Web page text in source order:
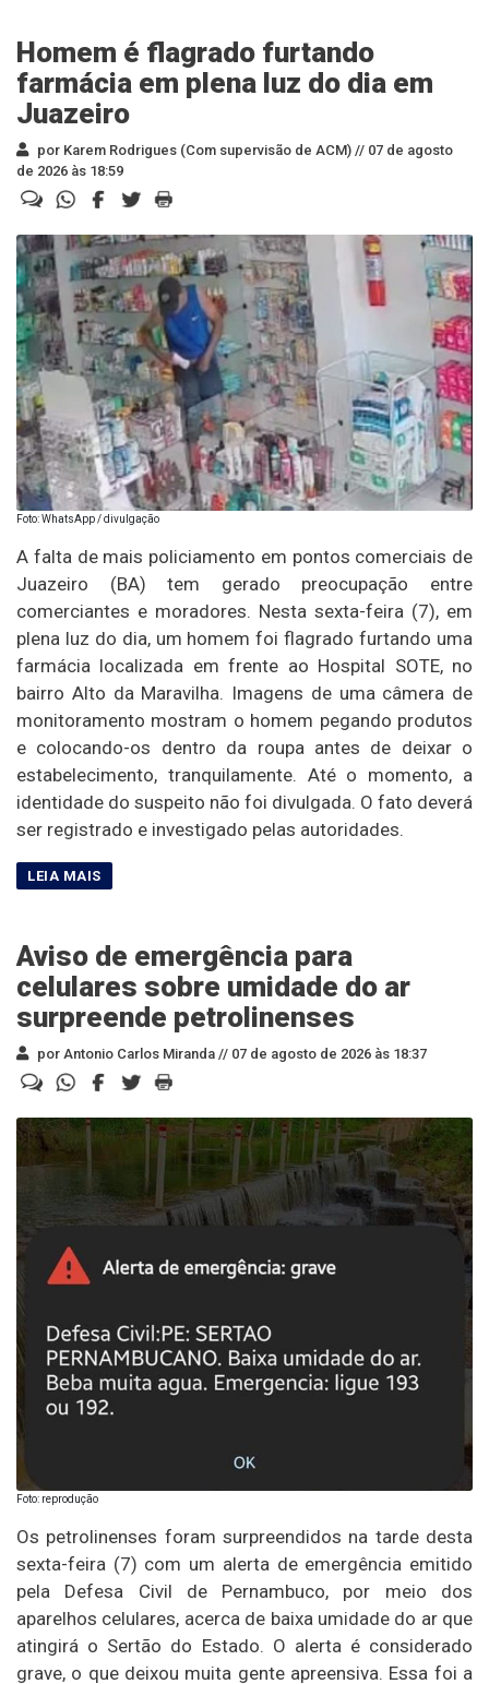
Homem é flagrado furtando
farmácia em plena luz do dia em
Juazeiro
por Karem Rodrigues (Com supervisão de ACM) // 07 de agosto
de 2026 às 18:59
Foto: WhatsApp / divulgação
A falta de mais policiamento em pontos comerciais de
Juazeiro (BA) tem gerado preocupação entre
comerciantes e moradores. Nesta sexta-feira (7), em
plena luz do dia, um homem foi flagrado furtando uma
farmácia localizada em frente ao Hospital SOTE, no
bairro Alto da Maravilha. Imagens de uma câmera de
monitoramento mostram o homem pegando produtos
e colocando-os dentro da roupa antes de deixar o
estabelecimento, tranquilamente. Até o momento, a
identidade do suspeito não foi divulgada. O fato deverá
ser registrado e investigado pelas autoridades.
Aviso de emergência para
celulares sobre umidade do ar
surpreende petrolinenses
por Antonio Carlos Miranda // 07 de agosto de 2026 às 18:37
Foto: reprodução
Os petrolinenses foram surpreendidos na tarde desta
sexta-feira (7) com um alerta de emergência emitido
pela Defesa Civil de Pernambuco, por meio dos
aparelhos celulares, acerca de baixa umidade do ar que
atingirá o Sertão do Estado. O alerta é considerado
grave, o que deixou muita gente apreensiva. Essa foi a